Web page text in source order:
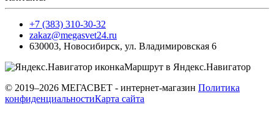
+7 (383) 310-30-32
zakaz@megasvet24.ru
630003, Новосибирск, ул. Владимировская 6
Маршрут в Яндекс.Навигатор
© 2019–2026 МЕГАСВЕТ - интернет-магазин Политика
конфиденциальностиКарта сайта